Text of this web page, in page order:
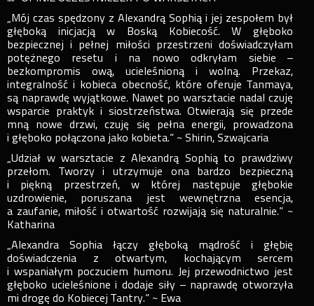
„Mój czas spędzony z Alexandrą Sophią i jej zespołem był
głęboką inicjacją w Boską Kobiecość. W głęboko
bezpiecznej i pełnej miłości przestrzeni doświadczyłam
potężnego resetu i na nowo odkryłam siebie –
bezkompromis ową, ucieleśnioną i wolną. Przekaz,
integralność i kobieca obecność, które oferuje Tanmaya,
są naprawdę wyjątkowe. Nawet po warsztacie nadal czuję
wsparcie praktyk i siostrzeństwa. Otwierają się przede
mną nowe drzwi, czuję się pełna energii, prowadzona
i głęboko połączona jako kobieta.” ~ Shirin, Szwajcaria
„Udział w warsztacie z Alexandrą Sophią to prawdziwy
przełom. Tworzy i utrzymuje ona bardzo bezpieczną
i piękną przestrzeń, w której następuje głębokie
uzdrowienie, poruszana jest wewnętrzna esencja,
a zaufanie, miłość i otwartość rozwijają się naturalnie.” ~
Katharina
„Alexandra Sophia łączy głęboką mądrość i głębię
doświadczenia z otwartym, kochającym sercem
i wspaniałym poczuciem humoru. Jej przewodnictwo jest
głęboko ucieleśnione i dodaje siły – naprawdę otworzyła
mi drogę do Kobiecej Tantry.” ~ Ewa